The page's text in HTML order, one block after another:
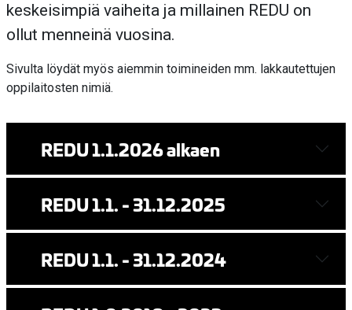
keskeisimpiä vaiheita ja millainen REDU on
ollut menneinä vuosina.
Sivulta löydät myös aiemmin toimineiden mm. lakkautettujen
oppilaitosten nimiä.
REDU 1.1.2026 alkaen
REDU 1.1. - 31.12.2025
REDU 1.1. - 31.12.2024